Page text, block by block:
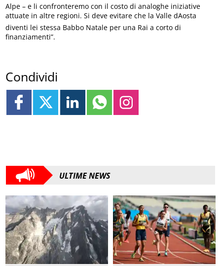
Alpe – e li confronteremo con il costo di analoghe iniziative
attuate in altre regioni. Si deve evitare che la Valle dAosta
diventi lei stessa Babbo Natale per una Rai a corto di
finanziamenti”.
Condividi
ULTIME NEWS